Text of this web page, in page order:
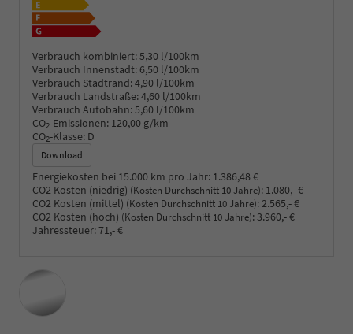
Verbrauch kombiniert:5,30 l/100km
Verbrauch Innenstadt: 6,50 l/100km
Verbrauch Stadtrand:4,90 l/100km
Verbrauch Landstraße:4,60 l/100km
Verbrauch Autobahn:5,60 l/100km
CO2-Emissionen: 120,00 g/km
CO2-Klasse: D
Download
Energiekosten bei 15.000 km pro Jahr: 1.386,48 €
CO2 Kosten (niedrig) (Kosten Durchschnitt 10 Jahre): 1.080,- €
CO2 Kosten (mittel) (Kosten Durchschnitt 10 Jahre): 2.565,- €
CO2 Kosten (hoch) (Kosten Durchschnitt 10 Jahre):3.960,- €
Jahressteuer:71,- €